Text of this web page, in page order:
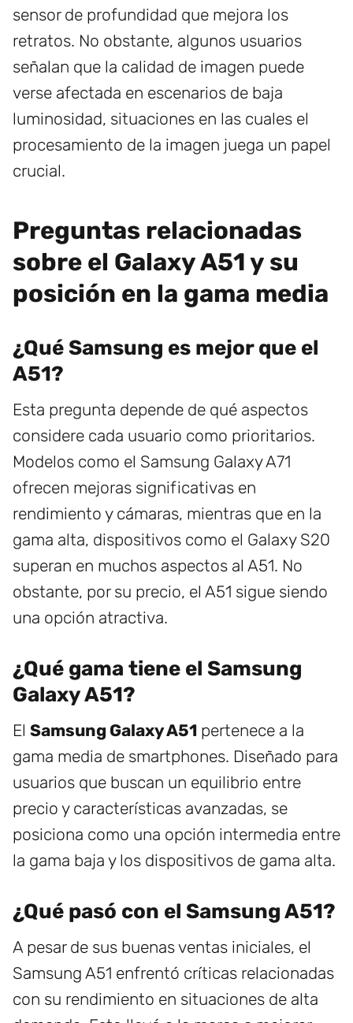
sensor de profundidad que mejora los
retratos. No obstante, algunos usuarios
señalan que la calidad de imagen puede
verse afectada en escenarios de baja
luminosidad, situaciones en las cuales el
procesamiento de la imagen juega un papel
crucial.
Preguntas relacionadas
sobre el Galaxy A51 y su
posición en la gama media
¿Qué Samsung es mejor que el
A51?
Esta pregunta depende de qué aspectos
considere cada usuario como prioritarios.
Modelos como el Samsung Galaxy A71
ofrecen mejoras significativas en
rendimiento y cámaras, mientras que en la
gama alta, dispositivos como el Galaxy S20
superan en muchos aspectos al A51. No
obstante, por su precio, el A51 sigue siendo
una opción atractiva.
¿Qué gama tiene el Samsung
Galaxy A51?
El Samsung Galaxy A51 pertenece a la
gama media de smartphones. Diseñado para
usuarios que buscan un equilibrio entre
precio y características avanzadas, se
posiciona como una opción intermedia entre
la gama baja y los dispositivos de gama alta.
¿Qué pasó con el Samsung A51?
A pesar de sus buenas ventas iniciales, el
Samsung A51 enfrentó críticas relacionadas
con su rendimiento en situaciones de alta